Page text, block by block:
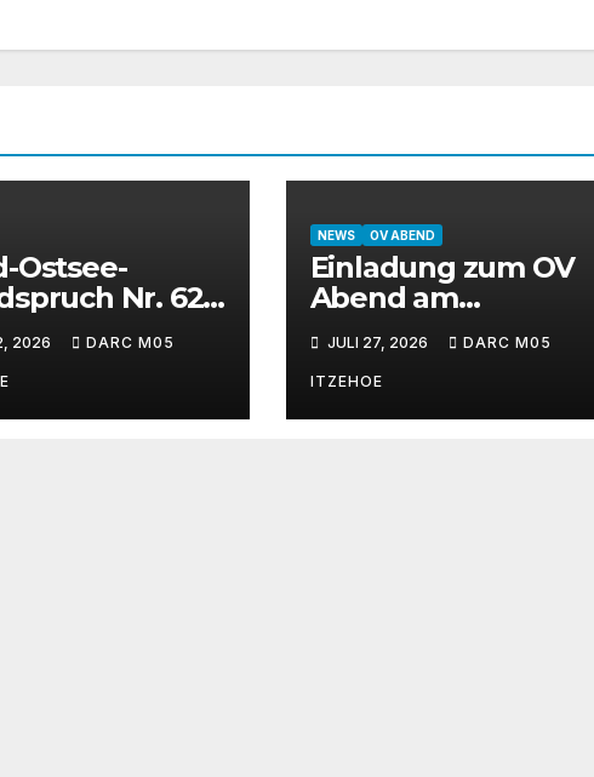
Ostsee-
Nr. 624
KW 2026
2026 DARC M05
NEWS OV ABEND
Einladung zum OV
Abend am
31.07.2026
JULI 27, 2026 DARC M05
ITZEHOE